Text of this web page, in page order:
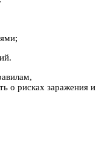
о рисках заражения и